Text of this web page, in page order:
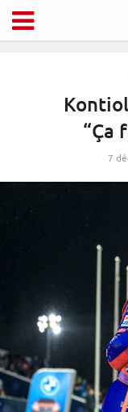
“Ça
7